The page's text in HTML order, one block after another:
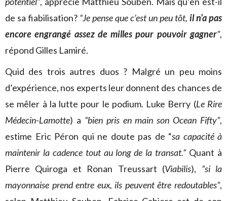
de sa fiabilisation? “Je pense que c’est un peu tôt, il n’a pas
encore engrangé assez de milles pour pouvoir gagner”,
répond Gilles Lamiré.
Quid des trois autres duos ? Malgré un peu moins
d’expérience, nos experts leur donnent des chances de
se mêler à la lutte pour le podium. Luke Berry (Le Rire
Médecin-Lamotte) a “bien pris en main son Ocean Fifty”,
estime Eric Péron qui ne doute pas de “sa capacité à
maintenir la cadence tout au long de la transat.” Quant à
Pierre Quiroga et Ronan Treussart (Viabilis), “si la
mayonnaise prend entre eux, ils peuvent être redoutables”,